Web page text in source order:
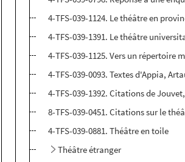
4-TFS-039-1124. Le théâtre en
4-TFS-039-1391. Le théâtre
4-TFS-039-1125. Vers un répertoire
4-TFS-039-0093. Textes d'Appia,
4-TFS-039-1392. Citations de
8-TFS-039-0451. Citations sur le
4-TFS-039-0881. Théâtre en toile
Théâtre étranger